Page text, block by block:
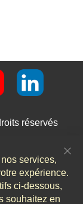
réservés
services,
expérience.
ci-dessous,
souhaitez en